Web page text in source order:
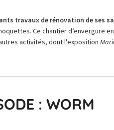
travaux de rénovation de ses
Ce chantier d’envergure
activités, dont l'exposition
: WORM